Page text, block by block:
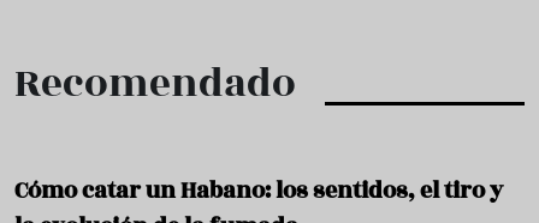
Recomendado
Cómo catar un Habano: los sentidos, el tiro y